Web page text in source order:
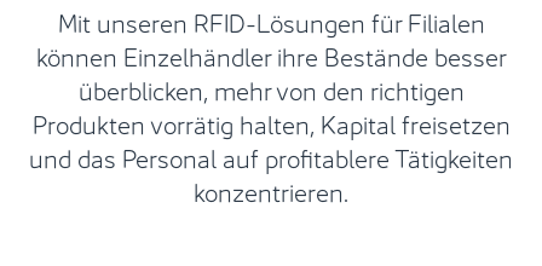
Mit unseren RFID-Lösungen für Filialen
können Einzelhändler ihre Bestände besser
überblicken, mehr von den richtigen
Produkten vorrätig halten, Kapital freisetzen
und das Personal auf profitablere Tätigkeiten
konzentrieren.